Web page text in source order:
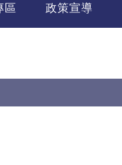
區 政策宣導